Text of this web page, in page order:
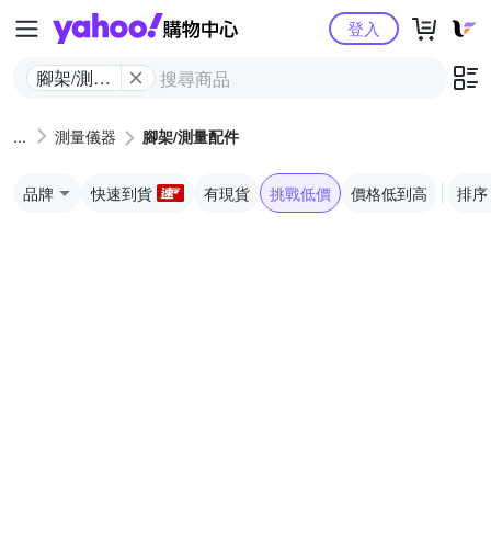
Yahoo購物中心
腳架/測量
登入
測量儀器 腳架/測量配件
品牌 快速到貨 有現貨 挑戰低價 價格低到高 排序